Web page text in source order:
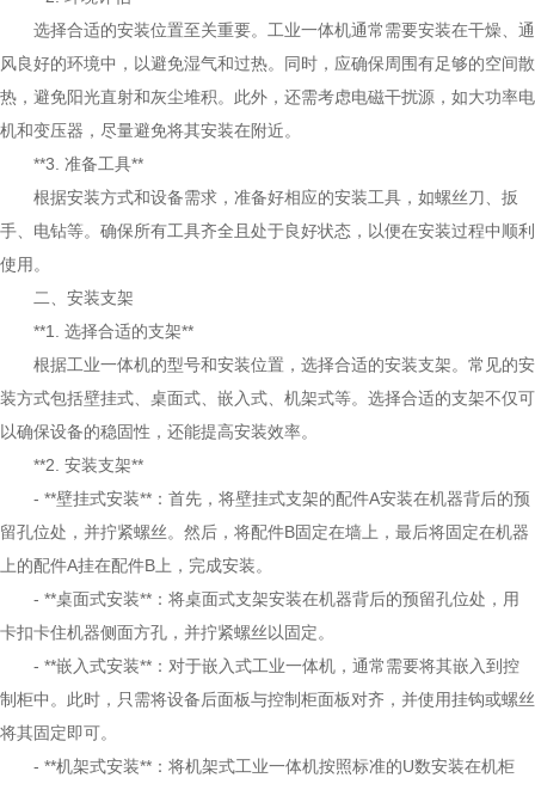
选择合适的安装位置至关重要。工业一体机通常需要安装在干燥、通
风良好的环境中，以避免湿气和过热。同时，应确保周围有足够的空间散
热，避免阳光直射和灰尘堆积。此外，还需考虑电磁干扰源，如大功率电
机和变压器，尽量避免将其安装在附近。
**3. 准备工具**
根据安装方式和设备需求，准备好相应的安装工具，如螺丝刀、扳
手、电钻等。确保所有工具齐全且处于良好状态，以便在安装过程中顺利
使用。
二、安装支架
**1. 选择合适的支架**
根据工业一体机的型号和安装位置，选择合适的安装支架。常见的安
装方式包括壁挂式、桌面式、嵌入式、机架式等。选择合适的支架不仅可
以确保设备的稳固性，还能提高安装效率。
**2. 安装支架**
- **壁挂式安装**：首先，将壁挂式支架的配件A安装在机器背后的预
留孔位处，并拧紧螺丝。然后，将配件B固定在墙上，最后将固定在机器
上的配件A挂在配件B上，完成安装。
- **桌面式安装**：将桌面式支架安装在机器背后的预留孔位处，用
卡扣卡住机器侧面方孔，并拧紧螺丝以固定。
- **嵌入式安装**：对于嵌入式工业一体机，通常需要将其嵌入到控
制柜中。此时，只需将设备后面板与控制柜面板对齐，并使用挂钩或螺丝
将其固定即可。
- **机架式安装**：将机架式工业一体机按照标准的U数安装在机柜